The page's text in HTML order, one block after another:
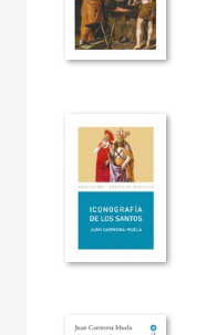
Universitaria
NUESTROS
Ebook